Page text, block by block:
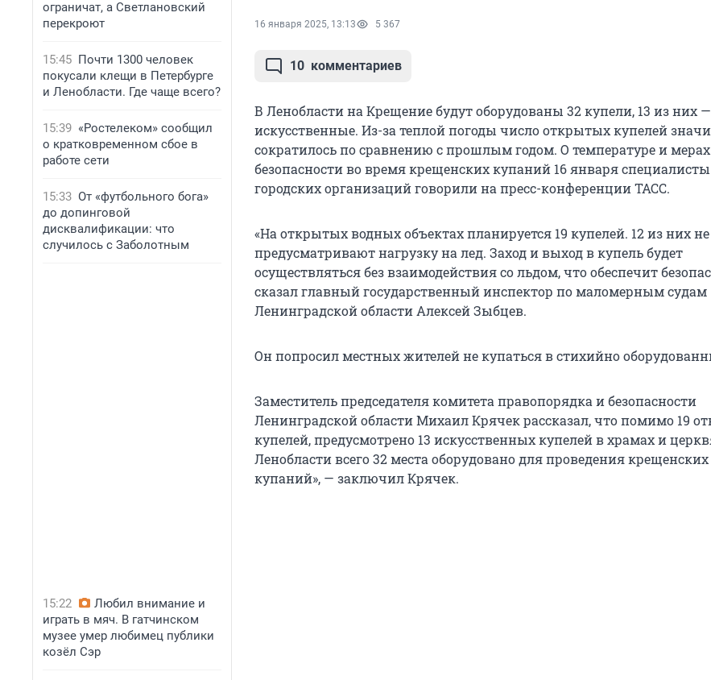
ограничат, а Светлановский
перекроют
15:45 Почти 1300 человек
покусали клещи в Петербурге
и Ленобласти. Где чаще всего?
15:39 «Ростелеком» сообщил
о кратковременном сбое в
работе сети
15:33 От «футбольного бога»
до допинговой
дисквалификации: что
случилось с Заболотным
15:22
Любил внимание и
играть в мяч. В гатчинском
музее умер любимец публики
козёл Сэр
16 января 2025, 13:13 5 367
10 комментариев
В Ленобласти на Крещение будут оборудованы 32 купели, 13 из них —
искусственные. Из-за теплой погоды число открытых купелей
сократилось по сравнению с прошлым годом. О температуре и мерах
безопасности во время крещенских купаний 16 января
городских организаций говорили на пресс-конференции ТАСС.
«На открытых водных объектах планируется 19 купелей. 12 из них не
предусматривают нагрузку на лед. Заход и выход в купель будет
осуществляться без взаимодействия со льдом, что обеспечит
сказал главный государственный инспектор по маломерным судам
Ленинградской области Алексей Зыбцев.
Он попросил местных жителей не купаться в стихийно
Заместитель председателя комитета правопорядка и безопасности
Ленинградской области Михаил Крячек рассказал, что помимо 19
купелей, предусмотрено 13 искусственных купелей в храмах и
Ленобласти всего 32 места оборудовано для проведения крещенских
купаний», — заключил Крячек.